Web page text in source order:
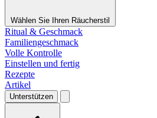
Wählen Sie Ihren Räucherstil
Ritual & Geschmack
Familiengeschmack
Volle Kontrolle
Einstellen und fertig
Rezepte
Artikel
Unterstützen